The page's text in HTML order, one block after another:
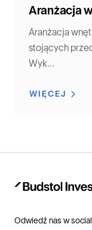
Aranżacja
Aranżacja
stojących
Wyk...
WIĘCEJ
Odwiedź nas w